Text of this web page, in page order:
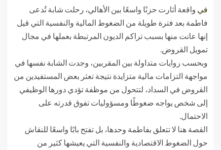
في واقعة أثارت حزنًا واسعًا بين الأهالي، رحلت شابة تُدعى
فاطمة بعد فترة طويلة من الضغوط المالية والنفسية التي قيل
إنها عانت منها بسبب تراكم الديون المرتبطة بعملها في مجال
تمويل القروض.
وبحسب روايات متداولة بين المقربين، وجدت الشابة نفسها في
مواجهة التزامات مالية متزايدة نتيجة تعثر بعض المستفيدين من
القروض في السداد، لتتحول من موظفة تؤدي دورها الوظيفي
إلى شخص يواجه ضغوطًا ومسؤوليات تفوق قدرته على
الاحتمال.
القصة هنا لا تتعلق بفاطمة وحدها، بل تفتح بابًا واسعًا للنقاش
حول الضغوط الاقتصادية والنفسية التي يعيشها كثير من